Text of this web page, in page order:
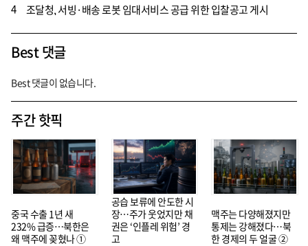
4
조달청, 서빙·배송 로봇 임대서비스 공급 위한 입찰공고 게시
Best 댓글
Best 댓글이 없습니다.
주간 핫픽
중국 수출 1년 새
232% 급증…북한은
왜 맥주에 꽂혔나 ①
공습 보류에 안도한 시
장…주가 웃었지만 채
권은 ‘인플레 위험’ 경
고
맥주는 다양해졌지만
통제는 강해졌다…북
한 경제의 두 얼굴 ②